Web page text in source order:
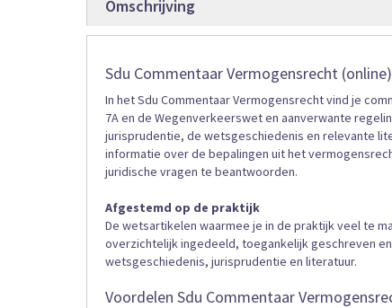
Omschrijving
Sdu Commentaar Vermogensrecht (online)
In het Sdu Commentaar Vermogensrecht vind je
7A en de Wegenverkeerswet en aanverwante
jurisprudentie, de wetsgeschiedenis en relevante
informatie over de bepalingen uit het
juridische vragen te beantwoorden.
Afgestemd op de praktijk
De wetsartikelen waarmee je in de praktijk veel te
overzichtelijk ingedeeld, toegankelijk geschreven
wetsgeschiedenis, jurisprudentie en literatuur.
Voordelen Sdu Commentaar